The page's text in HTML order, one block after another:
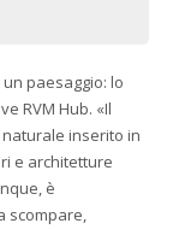
paesaggio: lo
RVM Hub. «Il
inserito in
e architetture
è
scompare,